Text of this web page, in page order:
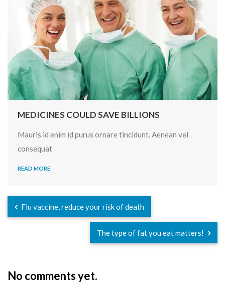
MEDICINES COULD SAVE BILLIONS
Mauris id enim id purus ornare tincidunt. Aenean vel
consequat
READ MORE
Flu vaccine, reduce your risk of death
The type of fat you eat matters!
No comments yet.